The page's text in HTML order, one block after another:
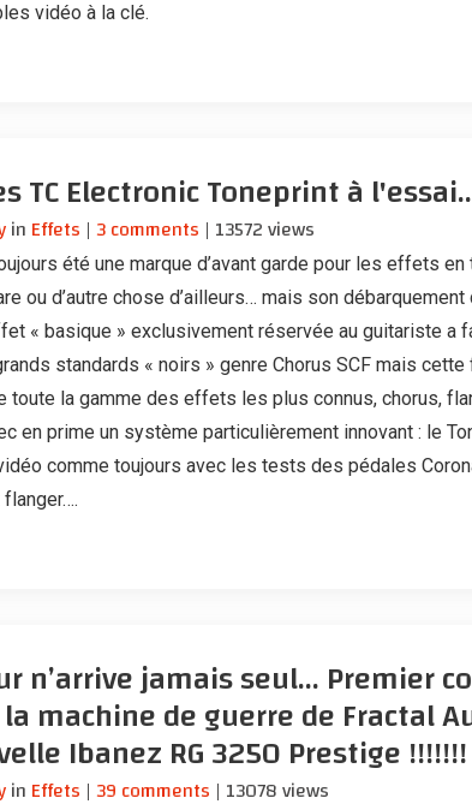
vidéo à la clé.
TC Electronic Toneprint à
in Effets | 3 comments | 13572 views
été une marque d’avant garde pour les effets en
ou d’autre chose d’ailleurs… mais son
« basique » exclusivement réservée au guitariste a
standards « noirs » genre Chorus SCF mais
toute la gamme des effets les plus connus, chorus,
en prime un système particulièrement innovant : le
comme toujours avec les tests des pédales
n’arrive jamais seul… Premier
la machine de guerre de Fractal
Ibanez RG 3250 Prestige !!!!!!!
in Effets | 39 comments | 13078 views